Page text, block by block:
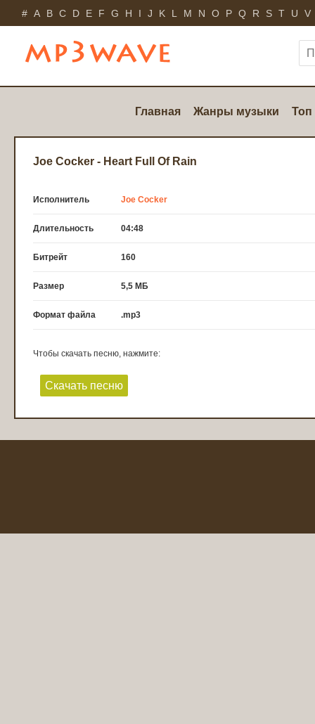
# A B C D E F G H I J K L M N O P Q R S T U V
Главная Жанры музыки Топ
Joe Cocker - Heart Full Of Rain
Исполнитель Joe Cocker
Длительность 04:48
Битрейт 160
Размер 5,5 МБ
Формат файла .mp3
Чтобы скачать песню, нажмите:
Скачать песню